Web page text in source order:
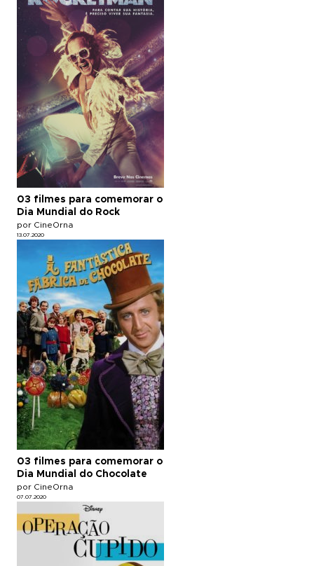
03 filmes para comemorar o
Dia Mundial do Rock
por CineOrna
13.07.2020
03 filmes para comemorar o
Dia Mundial do Chocolate
por CineOrna
07.07.2020